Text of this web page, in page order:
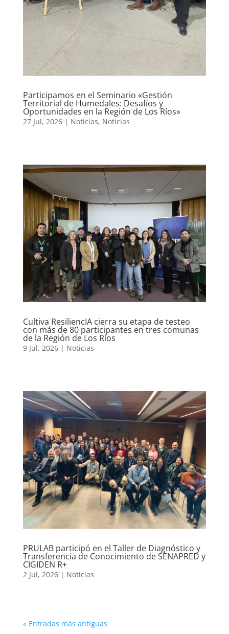
Participamos en el Seminario «Gestión
Territorial de Humedales: Desafíos y
Oportunidades en la Región de Los Ríos»
27 Jul, 2026| Noticias, Noticias
Cultiva ResiliencIA cierra su etapa de testeo
con más de 80 participantes en tres comunas
de la Región de Los Ríos
9 Jul, 2026| Noticias
PRULAB participó en el Taller de Diagnóstico y
Transferencia de Conocimiento de SENAPRED y
CIGIDEN R+
2 Jul, 2026| Noticias
« Entradas más antiguas